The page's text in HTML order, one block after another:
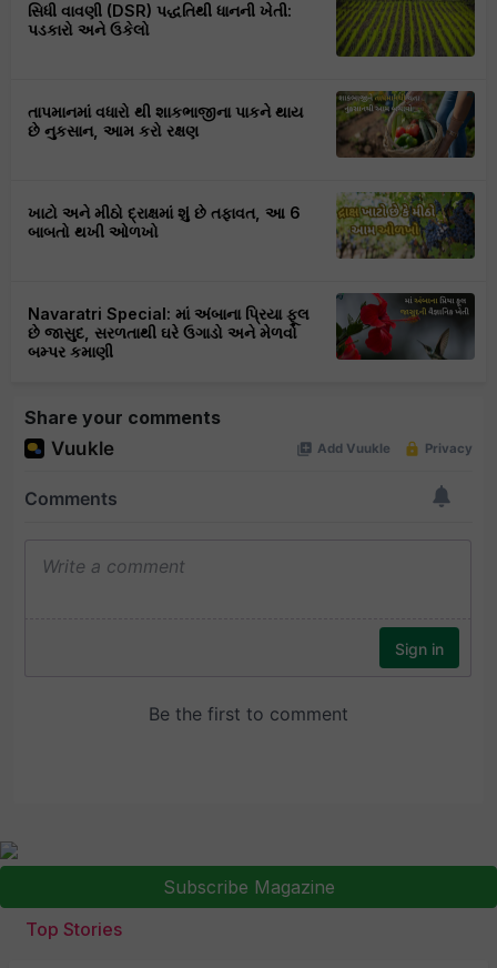
સિધી વાવણી (DSR) પદ્ધતિથી ધાનની ખેતી:
પડકારો અને ઉકેલો
તાપમાનમાં વધારો થી શાકભાજીના પાકને થાય
છે નુકસાન, આમ કરો રક્ષણ
ખાટો અને મીઠો દ્રાક્ષમાં શું છે તફાવત, આ 6
બાબતો થખી ઓળખો
Navaratri Special: માં અંબાના પ્રિયા ફૂલ
છે જાસુદ, સરળતાથી ઘરે ઉગાડો અને મેળવો
બમ્પર કમાણી
Share your comments
Subscribe Magazine
Top Stories